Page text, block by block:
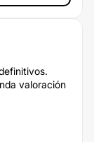
valoración